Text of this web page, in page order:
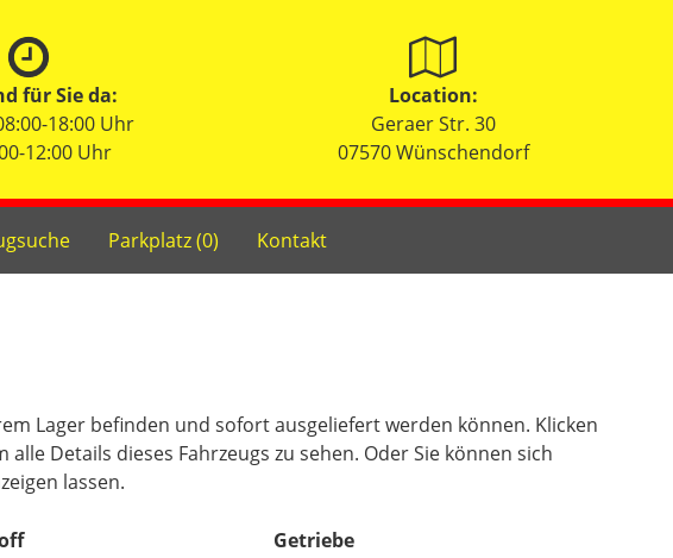
für Sie da:
18:00 Uhr
12:00 Uhr
Location:
Geraer Str. 30
07570 Wünschendorf
Parkplatz (0) Kontakt
Lager befinden und sofort ausgeliefert werden können. Klicken
Details dieses Fahrzeugs zu sehen. Oder Sie können sich
lassen.
Getriebe